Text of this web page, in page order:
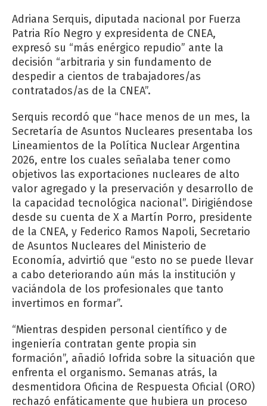
Adriana Serquis, diputada nacional por Fuerza
Patria Río Negro y expresidenta de CNEA,
expresó su “más enérgico repudio” ante la
decisión “arbitraria y sin fundamento de
despedir a cientos de trabajadores/as
contratados/as de la CNEA”.
Serquis recordó que “hace menos de un mes, la
Secretaría de Asuntos Nucleares presentaba los
Lineamientos de la Política Nuclear Argentina
2026, entre los cuales señalaba tener como
objetivos las exportaciones nucleares de alto
valor agregado y la preservación y desarrollo de
la capacidad tecnológica nacional”. Dirigiéndose
desde su cuenta de X a Martín Porro, presidente
de la CNEA, y Federico Ramos Napoli, Secretario
de Asuntos Nucleares del Ministerio de
Economía, advirtió que “esto no se puede llevar
a cabo deteriorando aún más la institución y
vaciándola de los profesionales que tanto
invertimos en formar”.
“Mientras despiden personal científico y de
ingeniería contratan gente propia sin
formación”, añadió Iofrida sobre la situación que
enfrenta el organismo. Semanas atrás, la
desmentidora Oficina de Respuesta Oficial (ORO)
rechazó enfáticamente que hubiera un proceso